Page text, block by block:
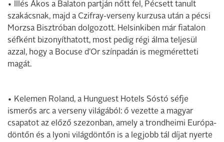
• Illés Ákos a Balaton partján nőtt fel, Pécsett tanult
szakácsnak, majd a Czifray-verseny kurzusa után a pécsi
Morzsa Bisztróban dolgozott. Helsinkiben már fiatalon
séfként bizonyíthatott, most pedig régi álma teljesül
azzal, hogy a Bocuse d’Or színpadán is megméretteti
magát.
• Kelemen Roland, a Hunguest Hotels Sóstó séfje
ismerős arc a verseny világából: ő vezette a magyar
csapatot az előző szezonban, amely a trondheimi Európa-
döntőn és a lyoni világdöntőn is a legjobb tál díjat nyerte